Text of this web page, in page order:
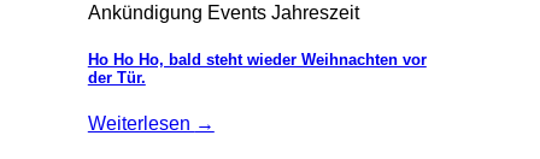
Ankündigung Events Jahreszeit
Ho Ho Ho, bald steht wieder Weihnachten vor
der Tür.
Weiterlesen →